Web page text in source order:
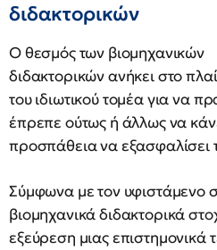
διδακτορικών
Ο θεσμός των βιομηχανικών
διδακτορικών ανήκει στο
του ιδιωτικού τομέα για να
έπρεπε ούτως ή άλλως να
προσπάθεια να εξασφαλίσει
Σύμφωνα με τον υφιστάμενο
βιομηχανικά διδακτορικά
εξεύρεση μιας επιστημονικά